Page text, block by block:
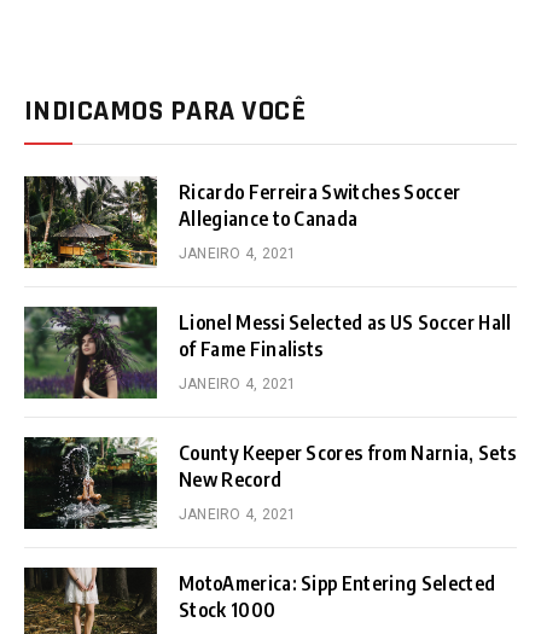
INDICAMOS PARA VOCÊ
Ricardo Ferreira Switches Soccer
Allegiance to Canada
JANEIRO 4, 2021
Lionel Messi Selected as US Soccer Hall
of Fame Finalists
JANEIRO 4, 2021
County Keeper Scores from Narnia, Sets
New Record
JANEIRO 4, 2021
MotoAmerica: Sipp Entering Selected
Stock 1000